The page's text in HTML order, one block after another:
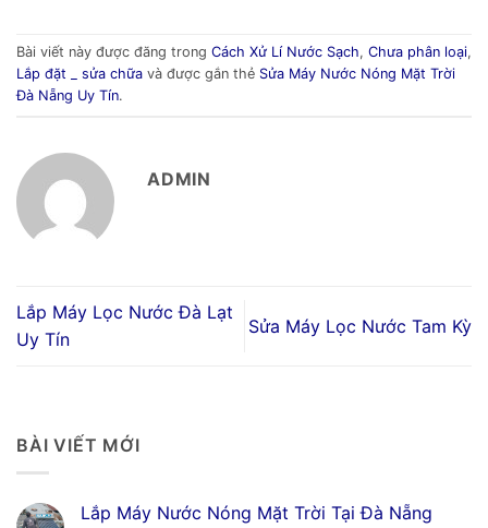
Bài viết này được đăng trong Cách Xử Lí Nước Sạch, Chưa phân loại,
Lắp đặt _ sửa chữa và được gắn thẻ Sửa Máy Nước Nóng Mặt Trời
Đà Nẵng Uy Tín.
ADMIN
Lắp Máy Lọc Nước Đà Lạt
Uy Tín
Sửa Máy Lọc Nước Tam Kỳ
BÀI VIẾT MỚI
Lắp Máy Nước Nóng Mặt Trời Tại Đà Nẵng